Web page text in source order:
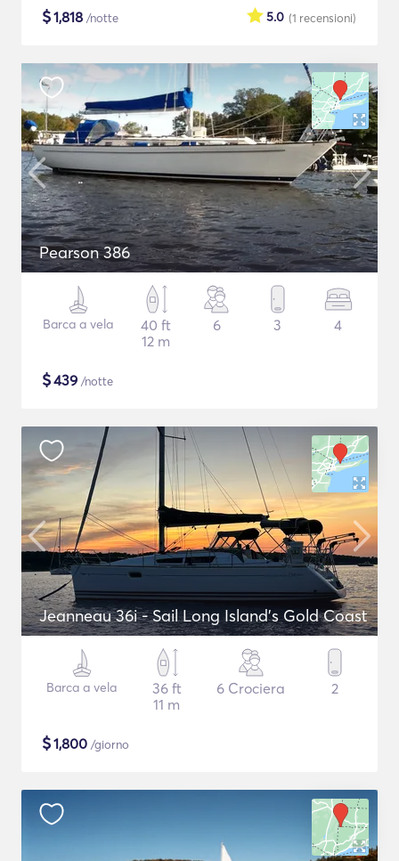
$1,818 /notte (1 recensioni)
5.0
Pearson 386
Barca a vela
40 ft
12 m
6 3 4
$439 /notte
Jeanneau 36i - Sail Long Island's Gold Coast
Barca a vela
36 ft
11 m
6 Crociera 2
$1,800 /giorno